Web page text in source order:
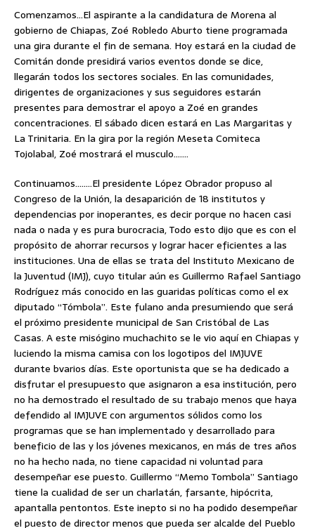
Comenzamos…El aspirante a la candidatura de Morena al
gobierno de Chiapas, Zoé Robledo Aburto tiene programada
una gira durante el fin de semana. Hoy estará en la ciudad de
Comitán donde presidirá varios eventos donde se dice,
llegarán todos los sectores sociales. En las comunidades,
dirigentes de organizaciones y sus seguidores estarán
presentes para demostrar el apoyo a Zoé en grandes
concentraciones. El sábado dicen estará en Las Margaritas y
La Trinitaria. En la gira por la región Meseta Comiteca
Tojolabal, Zoé mostrará el musculo…….
Continuamos……..El presidente López Obrador propuso al
Congreso de la Unión, la desaparición de 18 institutos y
dependencias por inoperantes, es decir porque no hacen casi
nada o nada y es pura burocracia, Todo esto dijo que es con el
propósito de ahorrar recursos y lograr hacer eficientes a las
instituciones. Una de ellas se trata del Instituto Mexicano de
la Juventud (IMJ), cuyo titular aún es Guillermo Rafael Santiago
Rodríguez más conocido en las guaridas políticas como el ex
diputado “Tómbola”. Este fulano anda presumiendo que será
el próximo presidente municipal de San Cristóbal de Las
Casas. A este misógino muchachito se le vio aquí en Chiapas y
luciendo la misma camisa con los logotipos del IMJUVE
durante bvarios días. Este oportunista que se ha dedicado a
disfrutar el presupuesto que asignaron a esa institución, pero
no ha demostrado el resultado de su trabajo menos que haya
defendido al IMJUVE con argumentos sólidos como los
programas que se han implementado y desarrollado para
beneficio de las y los jóvenes mexicanos, en más de tres años
no ha hecho nada, no tiene capacidad ni voluntad para
desempeñar ese puesto. Guillermo “Memo Tombola” Santiago
tiene la cualidad de ser un charlatán, farsante, hipócrita,
apantalla pentontos. Este inepto si no ha podido desempeñar
el puesto de director menos que pueda ser alcalde del Pueblo